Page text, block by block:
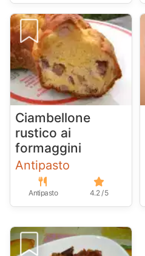
Ciambellone
rustico ai
formaggini
Antipasto
Antipasto 4.2 / 5